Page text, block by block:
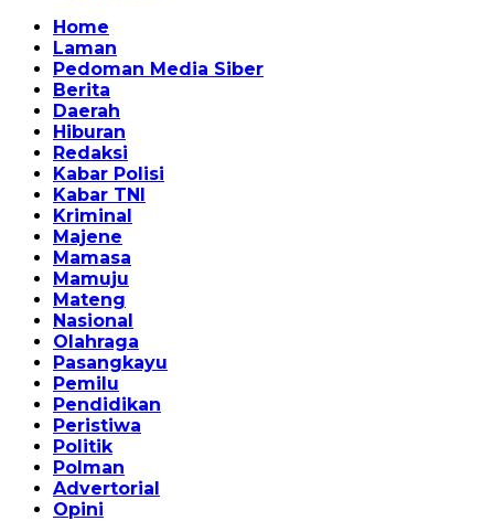
Home
Laman
Pedoman Media Siber
Berita
Daerah
Hiburan
Redaksi
Kabar Polisi
Kabar TNI
Kriminal
Majene
Mamasa
Mamuju
Mateng
Nasional
Olahraga
Pasangkayu
Pemilu
Pendidikan
Peristiwa
Politik
Polman
Advertorial
Opini